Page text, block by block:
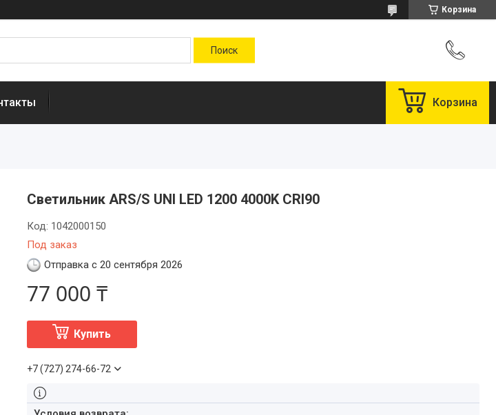
Корзина
Корзина
Светильник ARS/S UNI LED 1200 4000K CRI90
Под заказ
Код: 1042000150
Отправка с 20 сентября 2026
77 000 ₸
Купить
+7 (727) 274-66-72